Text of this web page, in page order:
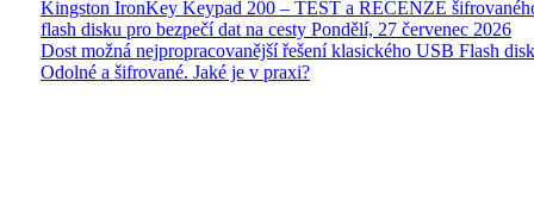
Kingston IronKey Keypad 200 – TEST a RECENZE
flash disku pro bezpečí dat na cesty Pondělí, 27 červenec 2026
Dost možná nejpropracovanější řešení klasického USB Flash
Odolné a šifrované. Jaké je v praxi?